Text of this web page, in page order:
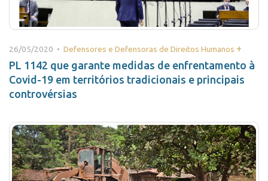
26/05/2020 • Defensores e Defensoras de Direitos Humanos +
PL 1142 que garante medidas de enfrentamento à
Covid-19 em territórios tradicionais e principais
controvérsias